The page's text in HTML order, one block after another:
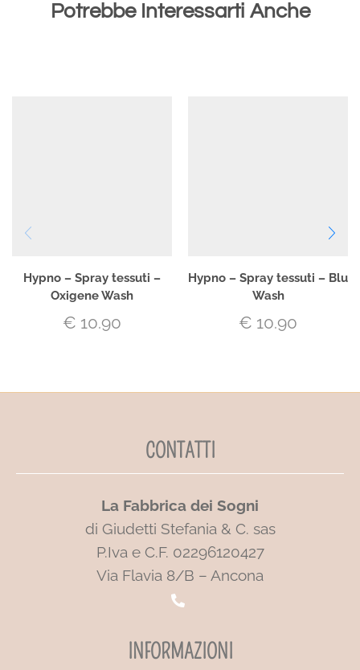
Potrebbe Interessarti Anche
Hypno – Spray tessuti –
Oxigene Wash
€ 10.90
Hypno – Spray tessuti – Blu
Wash
€ 10.90
CONTATTI
La Fabbrica dei Sogni
di Giudetti Stefania & C. sas
P.Iva e C.F. 02296120427
Via Flavia 8/B – Ancona
INFORMAZIONI